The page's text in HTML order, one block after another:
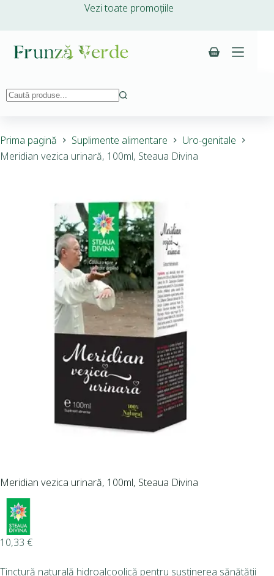
Vezi toate promoțiile
Prima pagină Suplimente alimentare
Uro-genitale
Meridian vezica urinară, 100ml, Steaua Divina
Meridian vezica urinară, 100ml, Steaua Divina
10,33 €
Tinctură naturală hidroalcoolică pentru susținerea sănătății